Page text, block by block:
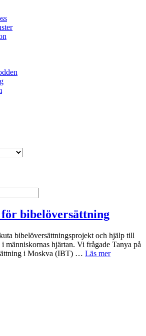
bibelöversättning
bibelöversättningsprojekt och hjälp till
människornas hjärtan. Vi frågade Tanya på
i Moskva (IBT) … Läs mer